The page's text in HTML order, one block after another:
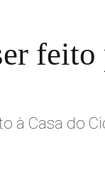
feito
à Casa do